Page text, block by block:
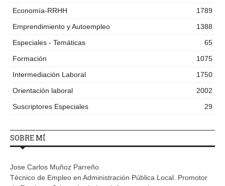
Economía-RRHH
1789
Emprendimiento y Autoempleo
1388
Especiales - Temáticas
65
Formación
1075
Intermediación Laboral
1750
Orientación laboral
2002
Suscriptores Especiales
29
SOBRE MÍ
Jose Carlos Muñoz Parreño
Técnico de Empleo en Administración Pública Local. Promotor